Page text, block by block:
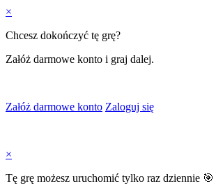
×
Chcesz dokończyć tę grę?
Załóż darmowe konto i graj dalej.
Załóż darmowe konto Zaloguj się
×
Tę grę możesz uruchomić tylko raz dziennie 🎯